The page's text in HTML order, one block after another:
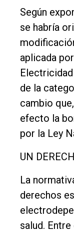
Según
se habría
aplicada
de la
cambio
efecto la
por la Ley
UN
La
derechos
salud.